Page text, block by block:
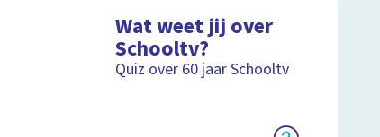
Wat weet jij over
Schooltv?
Quiz over 60 jaar Schooltv